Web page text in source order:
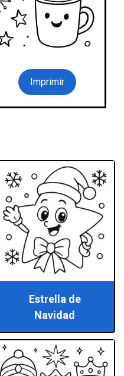
Imprimir
Estrella de
Navidad